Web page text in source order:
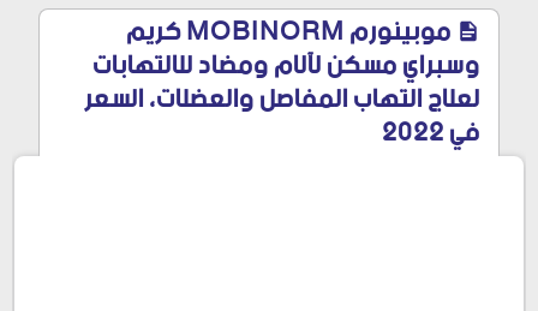
موبينورم MOBINORM كريم
وسبراي مسكن لآلام ومضاد للالتهابات
لعلاج التهاب المفاصل والعضلات، السعر
في 2022